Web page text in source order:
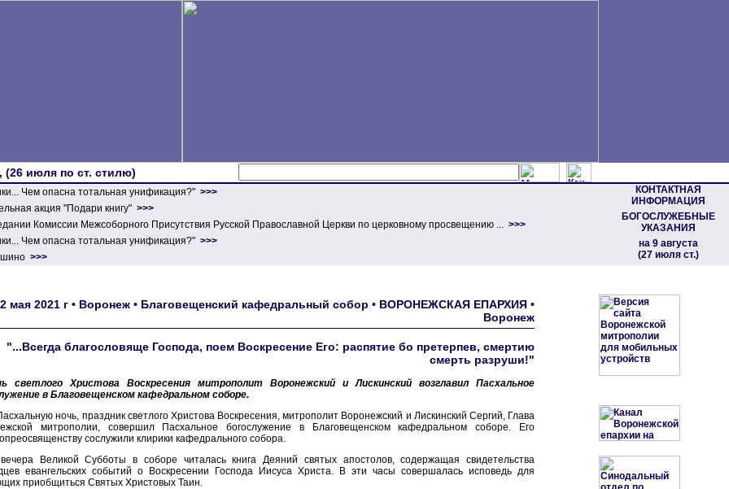
(26 июля по ст. стилю)
Чем опасна тотальная унификация?" >>>
КОНТАКТНАЯ
ИНФОРМАЦИЯ
БОГОСЛУЖЕБНЫЕ
УКАЗАНИЯ
на 9 августа
(27 июля ст.)
акция "Подари книгу" >>>
Комиссии Межсоборного Присутствия Русской Православной Церкви по церковному просвещению ... >>>
Чем опасна тотальная унификация?" >>>
>>>
2 мая 2021 г • Воронеж • Благовещенский кафедральный собор • ВОРОНЕЖСКАЯ ЕПАРХИЯ •
Воронеж
"...Всегда благословяще Господа, поем Воскресение Его: распятие бо претерпев, смертию
смерть разруши!"
светлого Христова Воскресения митрополит Воронежский и Лискинский возглавил Пасхальное
в Благовещенском кафедральном соборе.
ночь, праздник светлого Христова Воскресения, митрополит Воронежский и Лискинский Сергий, Глава
митрополии, совершил Пасхальное богослужение в Благовещенском кафедральном соборе. Его
сослужили клирики кафедрального собора.
Великой Субботы в соборе читалась книга Деяний святых апостолов, содержащая свидетельства
евангельских событий о Воскресении Господа Иисуса Христа. В эти часы совершалась исповедь для
приобщиться Святых Христовых Таин.